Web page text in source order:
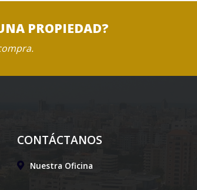
PROPIEDAD?
CONTÁCTANOS
Nuestra Oficina